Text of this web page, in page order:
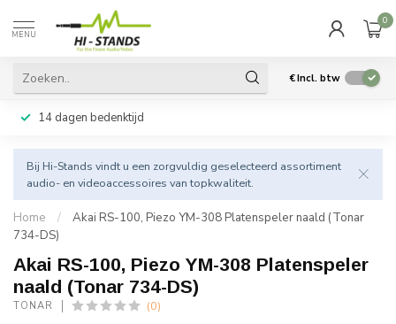
MENU
0
€Incl. btw
14 dagen bedenktijd
Bij Hi-Stands vindt u een zorgvuldig geselecteerd assortiment
audio- en videoaccessoires van topkwaliteit.
Home /
Akai RS-100, Piezo YM-308 Platenspeler naald (Tonar
734-DS)
Akai RS-100, Piezo YM-308 Platenspeler
naald (Tonar 734-DS)
TONAR (0)